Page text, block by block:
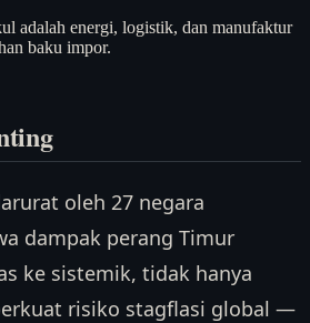
adalah energi, logistik, dan manufaktur
baku impor.
oleh 27 negara
dampak perang Timur
ke sistemik, tidak hanya
risiko stagflasi global —